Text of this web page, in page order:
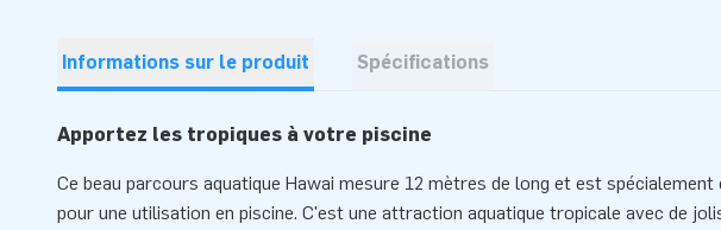
Informations sur le produit Spécifications
Apportez les tropiques à votre piscine
Ce beau parcours aquatique Hawai mesure 12 mètres de long et est spécialement
pour une utilisation en piscine. C'est une attraction aquatique tropicale avec de